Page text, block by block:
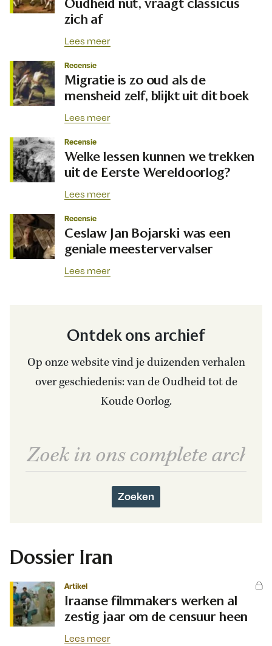
zich af
Lees meer
Recensie
Migratie is zo oud als de
mensheid zelf, blijkt uit dit boek
Lees meer
Recensie
Welke lessen kunnen we trekken
uit de Eerste Wereldoorlog?
Lees meer
Recensie
Ceslaw Jan Bojarski was een
geniale meestervervalser
Lees meer
Ontdek ons archief
Op onze website vind je duizenden verhalen
over geschiedenis: van de Oudheid tot de
Koude Oorlog.
Zoeken
Dossier Iran
Artikel
Iraanse filmmakers werken al
zestig jaar om de censuur heen
Lees meer